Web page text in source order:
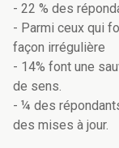
- 22 % des
- Parmi ceux qui
façon irrégulière
- 14% font une
de sens.
- ¼ des
des mises à jour.